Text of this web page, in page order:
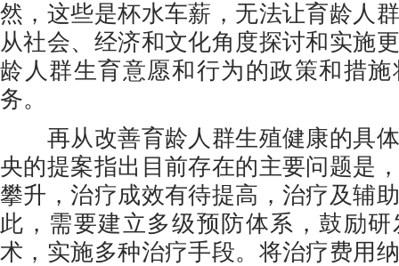
然，这些是杯水车薪，无法让育龄人
从社会、经济和文化角度探讨和实施
龄人群生育意愿和行为的政策和措
务。
再从改善育龄人群生殖健康的具体
央的提案指出目前存在的主要问题是
攀升，治疗成效有待提高，治疗及辅
此，需要建立多级预防体系，鼓励
术，实施多种治疗手段。将治疗费用